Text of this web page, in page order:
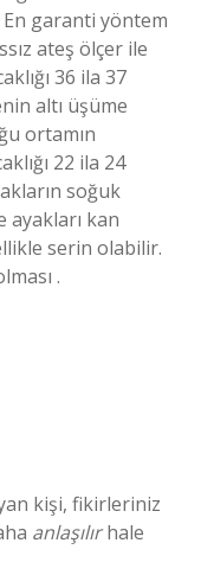
garanti yöntem
ateş ölçer ile
36 ila 37
altı üşüme
ortamın
22 ila 24
soğuk
ayakları kan
serin olabilir.
.
kişi, fikirleriniz
anlaşılırhale